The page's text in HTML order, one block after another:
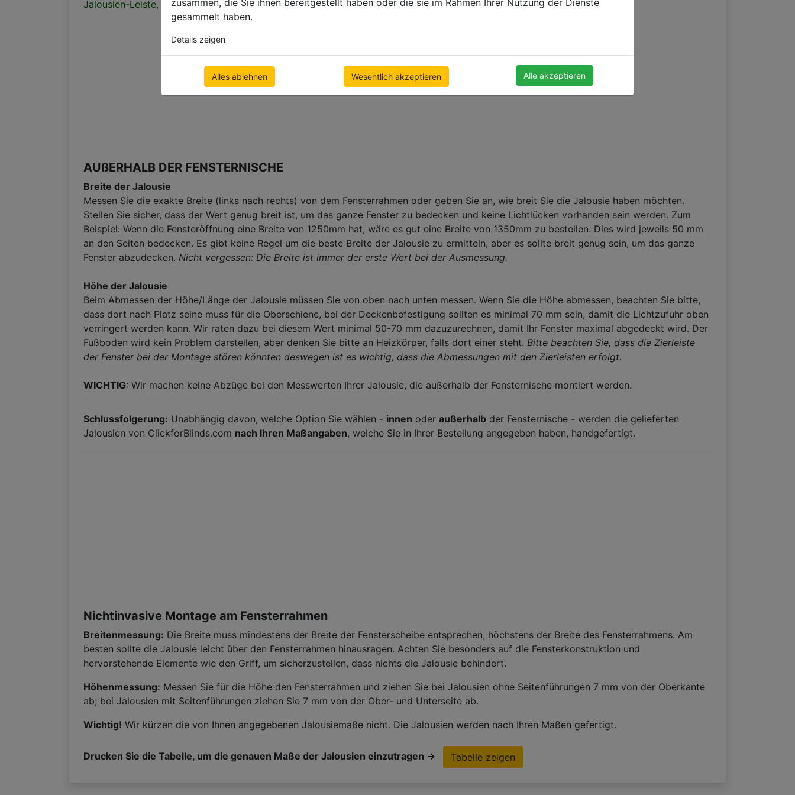
gesammelt haben.
Details zeigen
Alles ablehnen Wesentlich akzeptieren Alle akzeptieren
Jalousien-Leiste, es reicht einen Abzug von 2 bis 4 mm.
AUßERHALB DER FENSTERNISCHE
Breite der Jalousie
Messen Sie die exakte Breite (links nach rechts) von dem Fensterrahmen oder geben Sie an, wie breit Sie die Jalousie haben möchten.
Stellen Sie sicher, dass der Wert genug breit ist, um das ganze Fenster zu bedecken und keine Lichtlücken vorhanden sein werden. Zum
Beispiel: Wenn die Fensteröffnung eine Breite von 1250mm hat, wäre es gut eine Breite von 1350mm zu bestellen. Dies wird jeweils 50 mm
an den Seiten bedecken. Es gibt keine Regel um die beste Breite der Jalousie zu ermitteln, aber es sollte breit genug sein, um das ganze
Fenster abzudecken. Nicht vergessen: Die Breite ist immer der erste Wert bei der Ausmessung.
Höhe der Jalousie
Beim Abmessen der Höhe/Länge der Jalousie müssen Sie von oben nach unten messen. Wenn Sie die Höhe abmessen, beachten Sie bitte,
dass dort nach Platz seine muss für die Oberschiene, bei der Deckenbefestigung sollten es minimal 70 mm sein, damit die Lichtzufuhr oben
verringert werden kann. Wir raten dazu bei diesem Wert minimal 50-70 mm dazuzurechnen, damit Ihr Fenster maximal abgedeckt wird. Der
Fußboden wird kein Problem darstellen, aber denken Sie bitte an Heizkörper, falls dort einer steht. Bitte beachten Sie, dass die Zierleiste
der Fenster bei der Montage stören könnten deswegen ist es wichtig, dass die Abmessungen mit den Zierleisten erfolgt.
WICHTIG: Wir machen keine Abzüge bei den Messwerten Ihrer Jalousie, die außerhalb der Fensternische montiert werden.
Schlussfolgerung: Unabhängig davon, welche Option Sie wählen - innen oder außerhalb der Fensternische - werden die gelieferten
Jalousien von ClickforBlinds.com nach Ihren Maßangaben, welche Sie in Ihrer Bestellung angegeben haben, handgefertigt.
Nichtinvasive Montage am Fensterrahmen
Breitenmessung: Die Breite muss mindestens der Breite der Fensterscheibe entsprechen, höchstens der Breite des Fensterrahmens. Am
besten sollte die Jalousie leicht über den Fensterrahmen hinausragen. Achten Sie besonders auf die Fensterkonstruktion und
hervorstehende Elemente wie den Griff, um sicherzustellen, dass nichts die Jalousie behindert.
Höhenmessung: Messen Sie für die Höhe den Fensterrahmen und ziehen Sie bei Jalousien ohne Seitenführungen 7 mm von der Oberkante
ab; bei Jalousien mit Seitenführungen ziehen Sie 7 mm von der Ober- und Unterseite ab.
Wichtig! Wir kürzen die von Ihnen angegebenen Jalousiemaße nicht. Die Jalousien werden nach Ihren Maßen gefertigt.
Drucken Sie die Tabelle, um die genauen Maße der Jalousien einzutragen -> Tabelle zeigen